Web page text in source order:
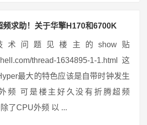
频求助！关于华擎H170和6700K
术问题见楼主的show贴
thread-1634895-1-1.html 这
最大的特色应该是自带时钟发生
频 可是楼主好久没有折腾超频
了CPU外频 以 ...